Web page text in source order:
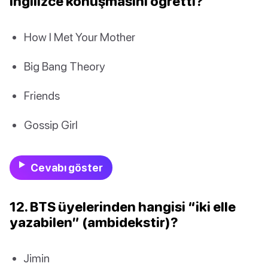
How I Met Your Mother
Big Bang Theory
Friends
Gossip Girl
Cevabı göster
12. BTS üyelerinden hangisi “iki elle
yazabilen” (ambidekstir)?
Jimin